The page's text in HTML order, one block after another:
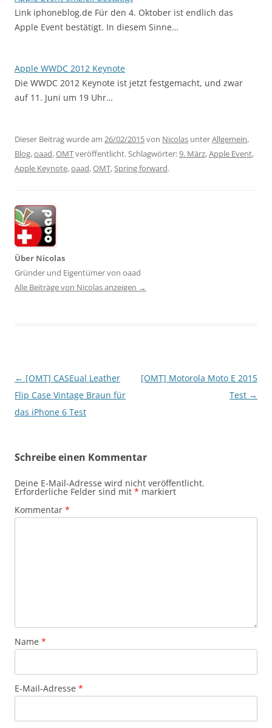
Link iphoneblog.de Für den 4. Oktober ist endlich das
Apple Event bestätigt. In diesem Sinne…
Apple WWDC 2012 Keynote
Die WWDC 2012 Keynote ist jetzt festgemacht, und zwar
auf 11. Juni um 19 Uhr…
Dieser Beitrag wurde am 26/02/2015von Nicolas unterAllgemein,
Blog,oaad,OMTveröffentlicht. Schlagwörter:9. März,Apple Event,
Apple Keynote,oaad,OMT,Spring forward.
Über Nicolas
Gründer und Eigentümer von oaad
Alle Beiträge von Nicolas anzeigen →
Beitragsnavigation
← [OMT] CASEual Leather
Flip Case Vintage Braun für
das iPhone 6 Test
[OMT] Motorola Moto E 2015
Test →
Schreibe einen Kommentar
Deine E-Mail-Adresse wird nicht veröffentlicht.
Erforderliche Felder sind mit * markiert
Kommentar *
Name *
E-Mail-Adresse *